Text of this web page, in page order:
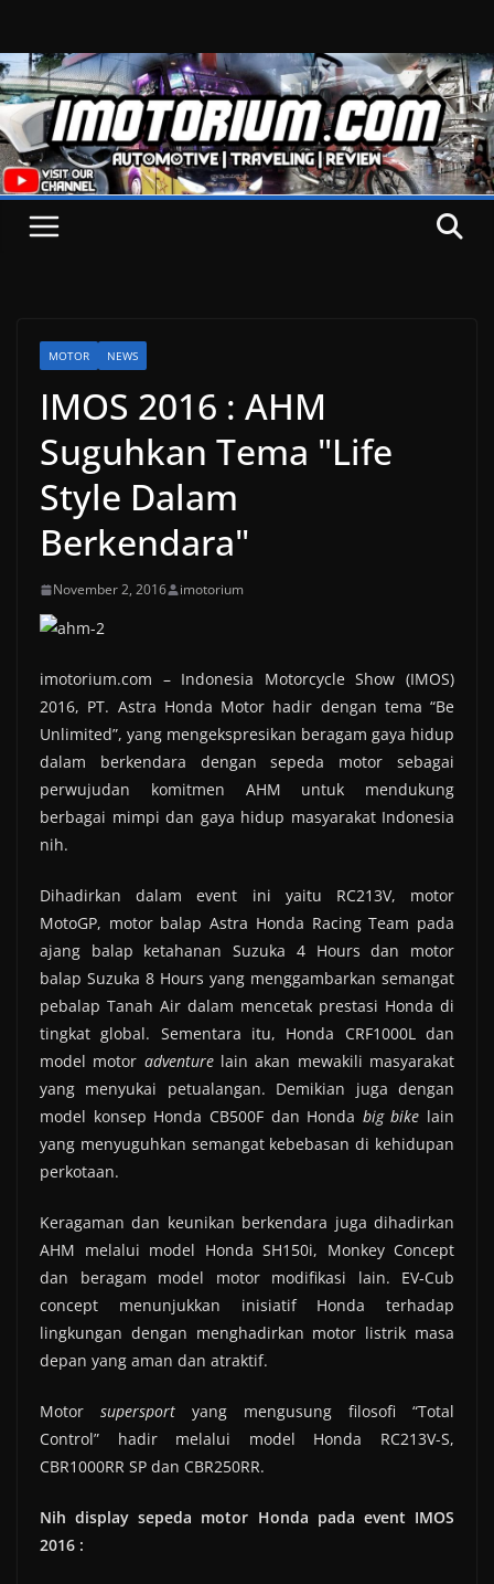
content
MOTOR NEWS
IMOS 2016 : AHM
Suguhkan Tema "Life
Style Dalam
Berkendara"
November 2, 2016 imotorium
imotorium.com – Indonesia Motorcycle Show (IMOS)
2016, PT. Astra Honda Motor hadir dengan tema “Be
Unlimited”, yang mengekspresikan beragam gaya hidup
dalam berkendara dengan sepeda motor sebagai
perwujudan komitmen AHM untuk mendukung
berbagai mimpi dan gaya hidup masyarakat Indonesia
nih.
Dihadirkan dalam event ini yaitu RC213V, motor
MotoGP, motor balap Astra Honda Racing Team pada
ajang balap ketahanan Suzuka 4 Hours dan motor
balap Suzuka 8 Hours yang menggambarkan semangat
pebalap Tanah Air dalam mencetak prestasi Honda di
tingkat global. Sementara itu, Honda CRF1000L dan
model motor adventurelain akan mewakili masyarakat
yang menyukai petualangan. Demikian juga dengan
model konsep Honda CB500F dan Honda big bike lain
yang menyuguhkan semangat kebebasan di kehidupan
perkotaan.
Keragaman dan keunikan berkendara juga dihadirkan
AHM melalui model Honda SH150i, Monkey Concept
dan beragam model motor modifikasi lain. EV-Cub
concept menunjukkan inisiatif Honda terhadap
lingkungan dengan menghadirkan motor listrik masa
depan yang aman dan atraktif.
Motor supersport yang mengusung filosofi “Total
Control” hadir melalui model Honda RC213V-S,
CBR1000RR SP dan CBR250RR.
Nih display sepeda motor Honda pada event IMOS
2016 :